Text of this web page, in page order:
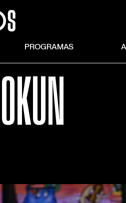
PROGRAMAS